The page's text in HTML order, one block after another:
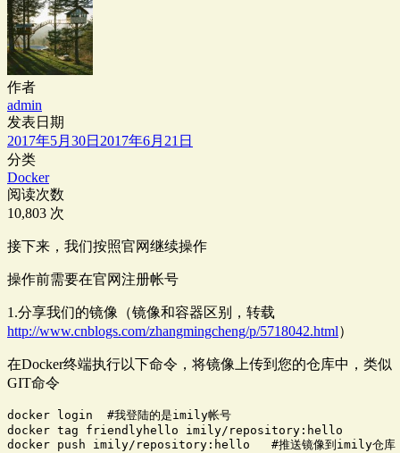
作者
admin
发表日期
2017年5月30日 2017年6月21日
分类
Docker
阅读次数
10,803 次
接下来，我们按照官网继续操作
操作前需要在官网注册帐号
1.分享我们的镜像（镜像和容器区别，转载
http://www.cnblogs.com/zhangmingcheng/p/5718042.html）
在Docker终端执行以下命令，将镜像上传到您的仓库中，类似
GIT命令
docker login  #我登陆的是imily帐号
docker tag friendlyhello imily/repository:hello
docker push imily/repository:hello   #推送镜像到imily仓库